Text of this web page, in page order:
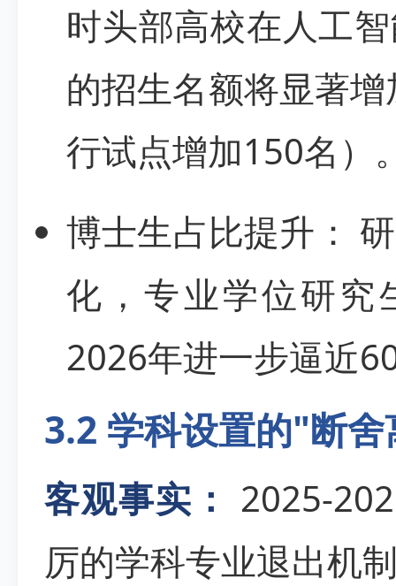
时头部高校在人工
的招生名额将显著
行试点增加150名）
博士生占比提升：
化，专业学位研
2026年进一步逼近
3.2 学科设置的"断
客观事实： 2025-
厉的学科专业退出机